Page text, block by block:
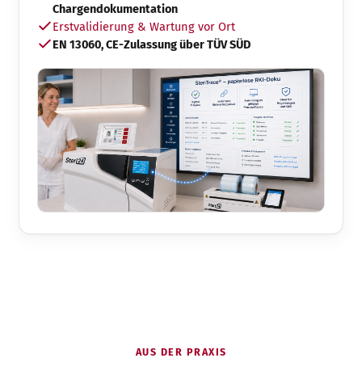
Chargendokumentation
Erstvalidierung & Wartung vor Ort
EN 13060, CE-Zulassung über TÜV SÜD
AUS DER PRAXIS